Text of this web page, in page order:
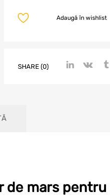
Adaugă în wishlist
SHARE (0)
de mars